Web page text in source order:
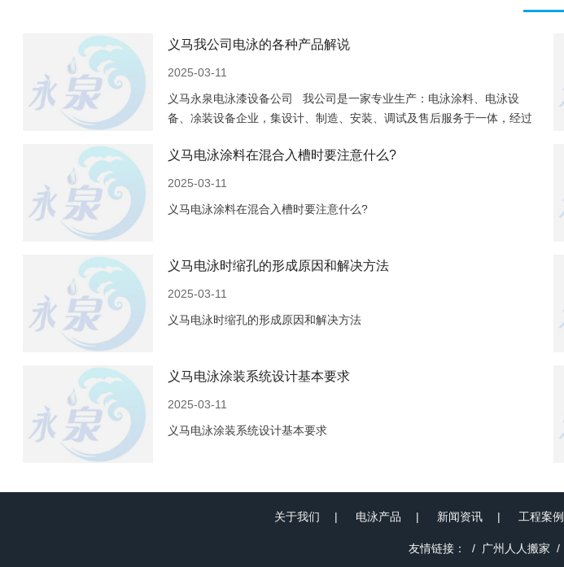
义马我公司电泳的各种产品解说
2025-03-11
义马永泉电泳漆设备公司 我公司是一家专业生产：电泳涂料、电泳设
备、凃装设备企业，集设计、制造、安装、调试及售后服务于一体，经过
义马电泳涂料在混合入槽时要注意什么?
2025-03-11
义马电泳涂料在混合入槽时要注意什么?
义马电泳时缩孔的形成原因和解决方法
2025-03-11
义马电泳时缩孔的形成原因和解决方法
义马电泳涂装系统设计基本要求
2025-03-11
义马电泳涂装系统设计基本要求
关于我们 电泳产品 新闻资讯 工程案例
友情链接： 广州人人搬家